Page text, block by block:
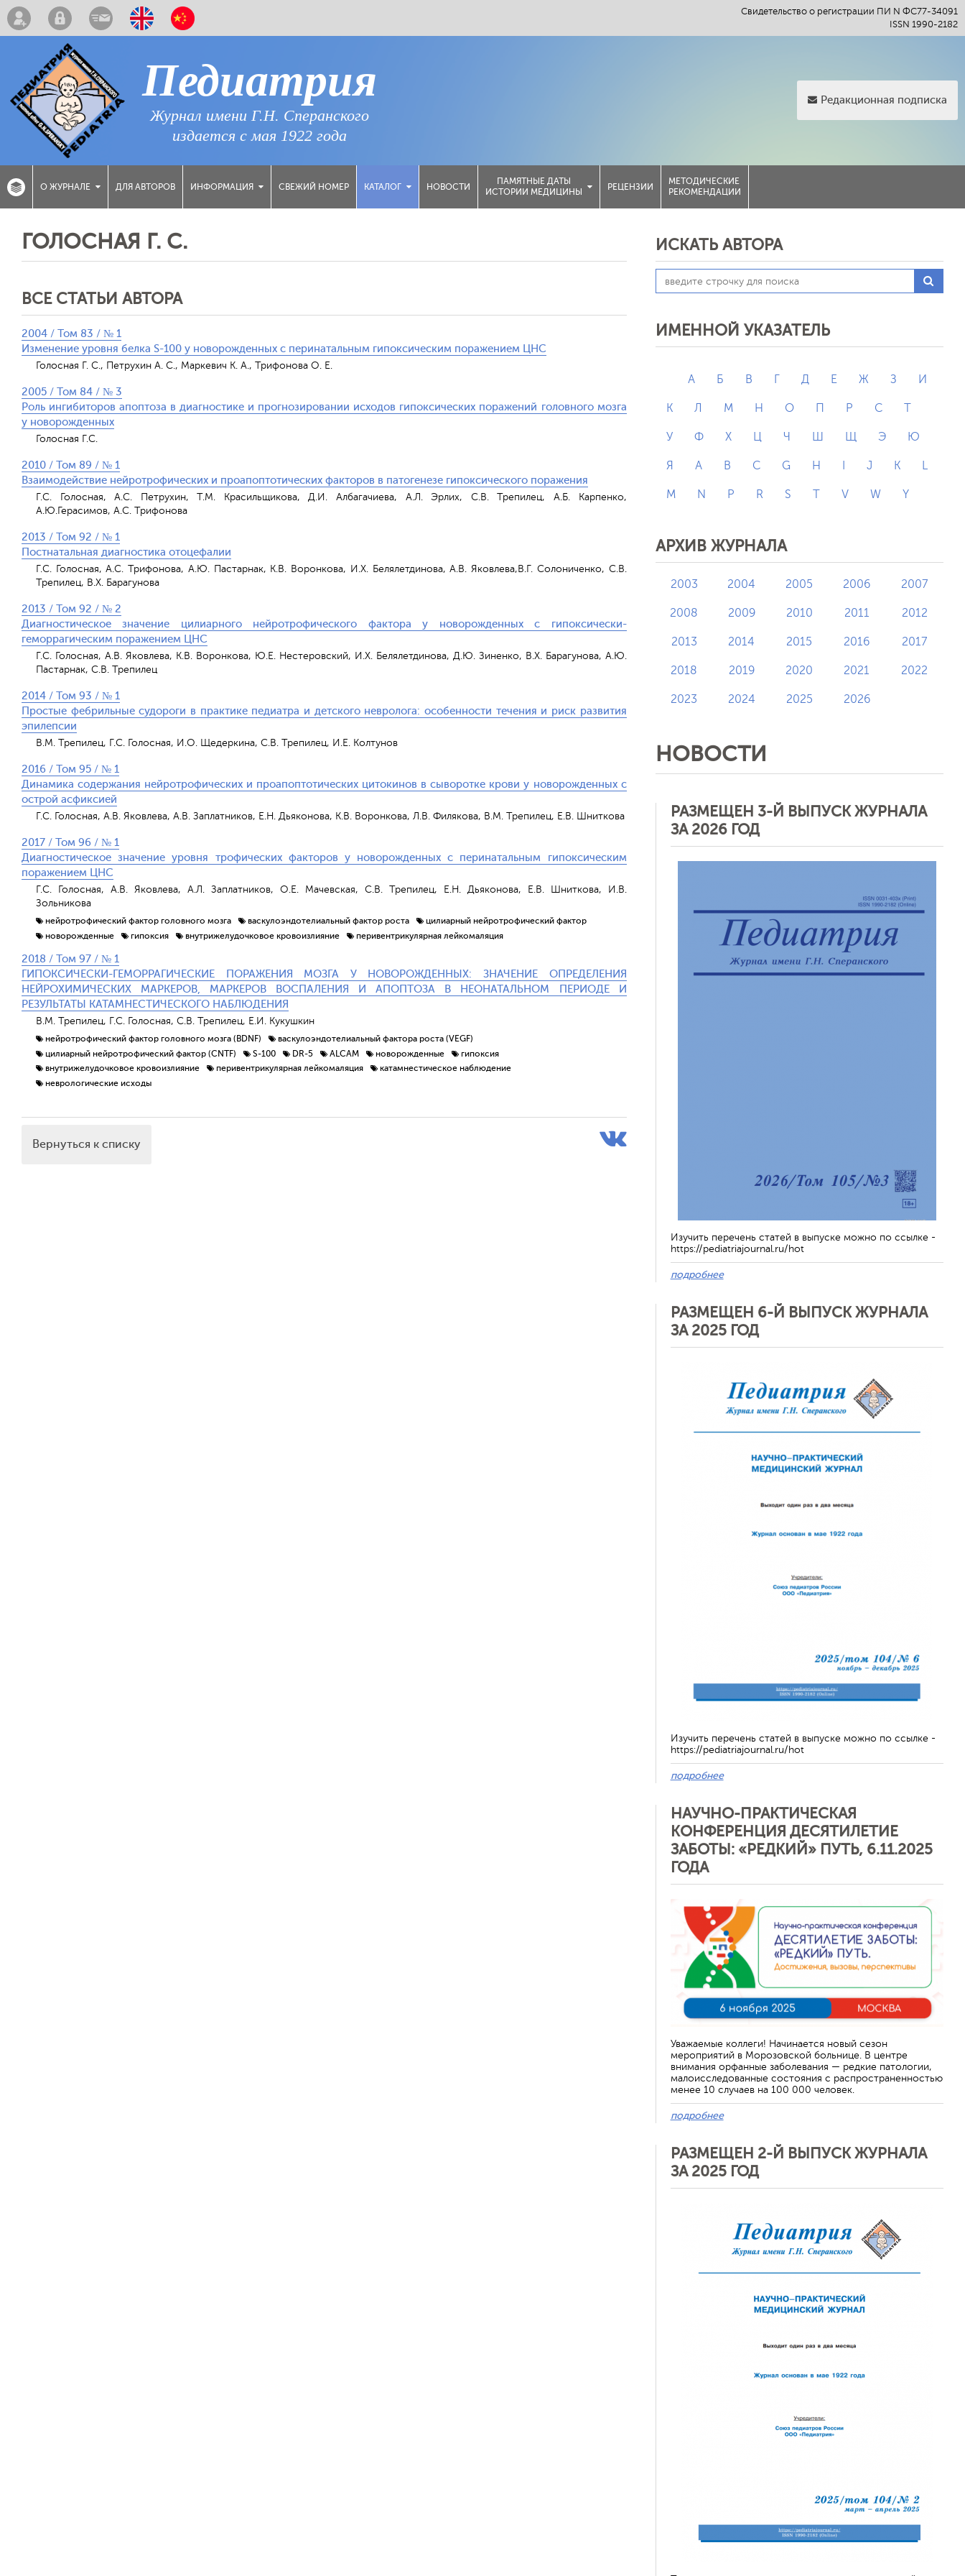
Свидетельство о регистрации ПИ N ФС77-34091
ISSN 1990-2182
Педиатрия
Журнал имени Г.Н. Сперанского
издается с мая 1922 года
Редакционная подписка
О ЖУРНАЛЕ ДЛЯ АВТОРОВ ИНФОРМАЦИЯ СВЕЖИЙ НОМЕР КАТАЛОГ НОВОСТИ
ПАМЯТНЫЕ ДАТЫ
ИСТОРИИ МЕДИЦИНЫ
РЕЦЕНЗИИ
МЕТОДИЧЕСКИЕ
РЕКОМЕНДАЦИИ
ГОЛОСНАЯ Г. С.
ВСЕ СТАТЬИ АВТОРА
2004 / Том 83 / № 1
Изменение уровня белка S-100 у новорожденных с перинатальным гипоксическим поражением ЦНС
Голосная Г. С., Петрухин А. С., Маркевич К. А., Трифонова О. Е.
2005 / Том 84 / № 3
Роль ингибиторов апоптоза в диагностике и прогнозировании исходов гипоксических поражений головного мозга
у новорожденных
Голосная Г.С.
2010 / Том 89 / № 1
Взаимодействие нейротрофических и проапоптотических факторов в патогенезе гипоксического поражения
Г.С. Голосная, А.С. Петрухин, Т.М. Красильщикова, Д.И. Албагачиева, А.Л. Эрлих, С.В. Трепилец, А.Б. Карпенко,
А.Ю.Герасимов, А.С. Трифонова
2013 / Том 92 / № 1
Постнатальная диагностика отоцефалии
Г.С. Голосная, А.С. Трифонова, А.Ю. Пастарнак, К.В. Воронкова, И.Х. Белялетдинова, А.В. Яковлева,В.Г. Солониченко, С.В.
Трепилец, В.Х. Барагунова
2013 / Том 92 / № 2
Диагностическое значение цилиарного нейротрофического фактора у новорожденных с гипоксически-
геморрагическим поражением ЦНС
Г.С. Голосная, А.В. Яковлева, К.В. Воронкова, Ю.Е. Нестеровский, И.Х. Белялетдинова, Д.Ю. Зиненко, В.Х. Барагунова, А.Ю.
Пастарнак, С.В. Трепилец
2014 / Том 93 / № 1
Простые фебрильные судороги в практике педиатра и детского невролога: особенности течения и риск развития
эпилепсии
В.М. Трепилец, Г.С. Голосная, И.О. Щедеркина, С.В. Трепилец, И.Е. Колтунов
2016 / Том 95 / № 1
Динамика содержания нейротрофических и проапоптотических цитокинов в сыворотке крови у новорожденных с
острой асфиксией
Г.С. Голосная, А.В. Яковлева, А.В. Заплатников, Е.Н. Дьяконова, К.В. Воронкова, Л.В. Филякова, В.М. Трепилец, Е.В. Шниткова
2017 / Том 96 / № 1
Диагностическое значение уровня трофических факторов у новорожденных с перинатальным гипоксическим
поражением ЦНС
Г.С. Голосная, А.В. Яковлева, А.Л. Заплатников, О.Е. Мачевская, С.В. Трепилец, Е.Н. Дьяконова, Е.В. Шниткова, И.В.
Зольникова
нейротрофический фактор головного мозга васкулоэндотелиальный фактор роста
цилиарный нейротрофический фактор
новорожденные
гипоксия внутрижелудочковое кровоизлияние перивентрикулярная лейкомаляция
2018 / Том 97 / № 1
ГИПОКСИЧЕСКИ-ГЕМОРРАГИЧЕСКИЕ ПОРАЖЕНИЯ МОЗГА У НОВОРОЖДЕННЫХ: ЗНАЧЕНИЕ ОПРЕДЕЛЕНИЯ
НЕЙРОХИМИЧЕСКИХ МАРКЕРОВ, МАРКЕРОВ ВОСПАЛЕНИЯ И АПОПТОЗА В НЕОНАТАЛЬНОМ ПЕРИОДЕ И
РЕЗУЛЬТАТЫ КАТАМНЕСТИЧЕСКОГО НАБЛЮДЕНИЯ
В.М. Трепилец, Г.С. Голосная, С.В. Трепилец, Е.И. Кукушкин
нейротрофический фактор головного мозга (BDNF)
васкулоэндотелиальный фактора роста (VEGF)
цилиарный нейротрофический фактор (CNTF)
S-100 DR-5 ALCAM новорожденные
гипоксия
внутрижелудочковое кровоизлияние
перивентрикулярная лейкомаляция
катамнестическое наблюдение
неврологические исходы
Вернуться к списку
ИСКАТЬ АВТОРА
ИМЕННОЙ УКАЗАТЕЛЬ
А Б В Г Д Е Ж З И
К Л М Н О П Р С Т
У Ф Х Ц Ч Ш Щ Э Ю
Я A B C G H J K L
M N P R S T V W Y
АРХИВ ЖУРНАЛА
2003 2004 2005 2006 2007
2008 2009 2010 2011 2012
2013 2014 2015 2016 2017
2018 2019 2020 2021 2022
2023 2024 2025 2026
НОВОСТИ
РАЗМЕЩЕН 3-Й ВЫПУСК ЖУРНАЛА
ЗА 2026 ГОД
Изучить перечень статей в выпуске можно по ссылке -
https://pediatriajournal.ru/hot
подробнее
РАЗМЕЩЕН 6-Й ВЫПУСК ЖУРНАЛА
ЗА 2025 ГОД
Изучить перечень статей в выпуске можно по ссылке -
https://pediatriajournal.ru/hot
подробнее
НАУЧНО-ПРАКТИЧЕСКАЯ
КОНФЕРЕНЦИЯ ДЕСЯТИЛЕТИЕ
ЗАБОТЫ: «РЕДКИЙ» ПУТЬ, 6.11.2025
ГОДА
Уважаемые коллеги! Начинается новый сезон
мероприятий в Морозовской больнице. В центре
внимания орфанные заболевания — редкие патологии,
малоисследованные состояния с распространенностью
менее 10 случаев на 100 000 человек.
подробнее
РАЗМЕЩЕН 2-Й ВЫПУСК ЖУРНАЛА
ЗА 2025 ГОД
Отменить